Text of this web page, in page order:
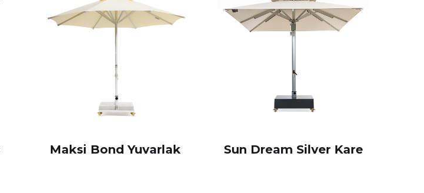
Maksi Bond Yuvarlak Sun Dream Silver Kare